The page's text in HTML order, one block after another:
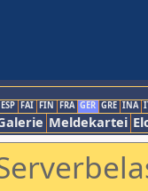
ESP FAI FIN FRA GER GRE INA
Meldekartei